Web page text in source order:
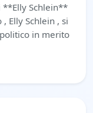
**Elly Schlein**
Elly Schlein , si
in merito